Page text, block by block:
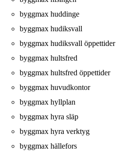
byggmax huddinge
byggmax hudiksvall
byggmax hudiksvall öppettider
byggmax hultsfred
byggmax hultsfred öppettider
byggmax huvudkontor
byggmax hyllplan
byggmax hyra släp
byggmax hyra verktyg
byggmax hällefors